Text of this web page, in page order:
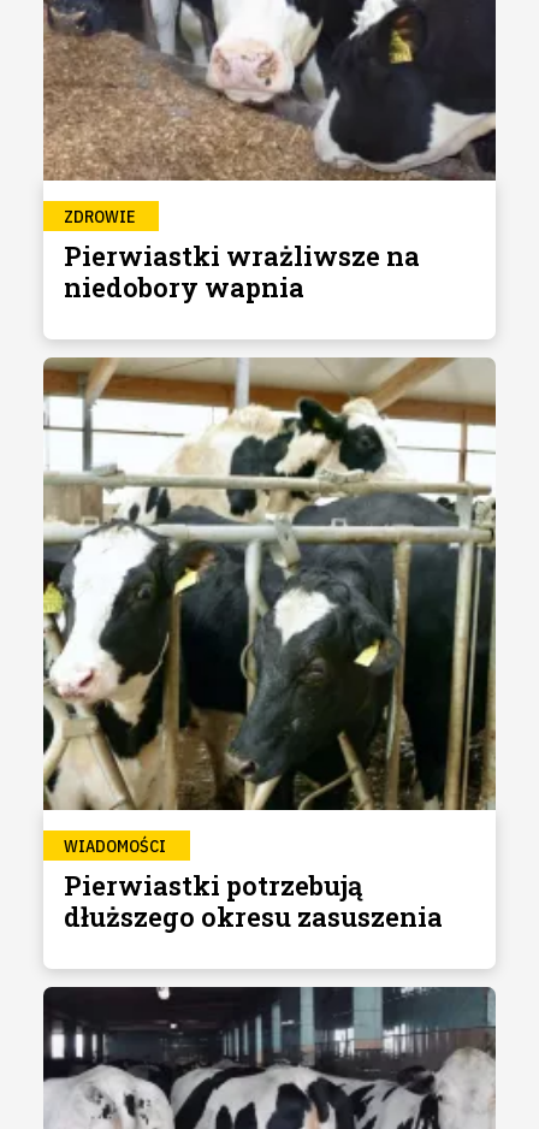
ZDROWIE
Pierwiastki wrażliwsze na
niedobory wapnia
WIADOMOŚCI
Pierwiastki potrzebują
dłuższego okresu zasuszenia